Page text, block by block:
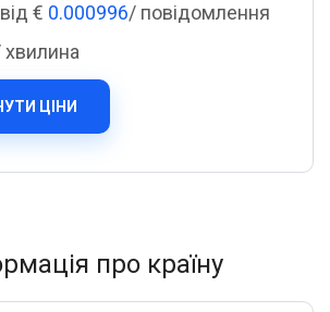
€ 0.000996/ повідомлення
хвилина
ЦІНИ
про країну